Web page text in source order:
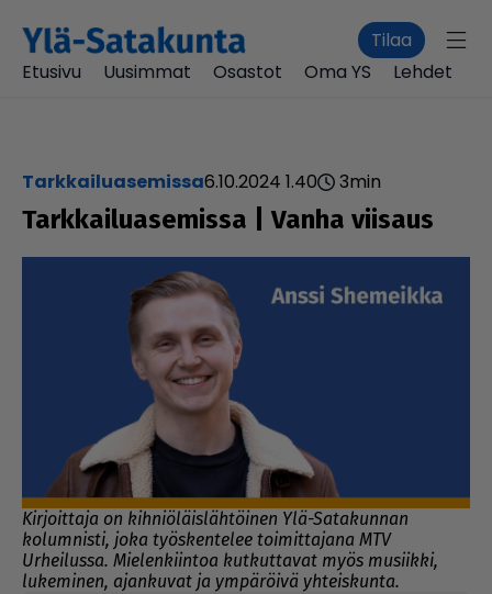
Tilaa
Etusivu
Uusimmat Osastot Oma YS Lehdet
Tarkkailuasemissa6.10.2024 1.40 3min
Tark­kai­lu­a­se­missa | Vanha viisaus
Kirjoittaja on kihniöläislähtöinen Ylä-Satakunnan
kolumnisti, joka työskentelee toimittajana MTV
Urheilussa. Mielenkiintoa kutkuttavat myös musiikki,
lukeminen, ajankuvat ja ympäröivä yhteiskunta.